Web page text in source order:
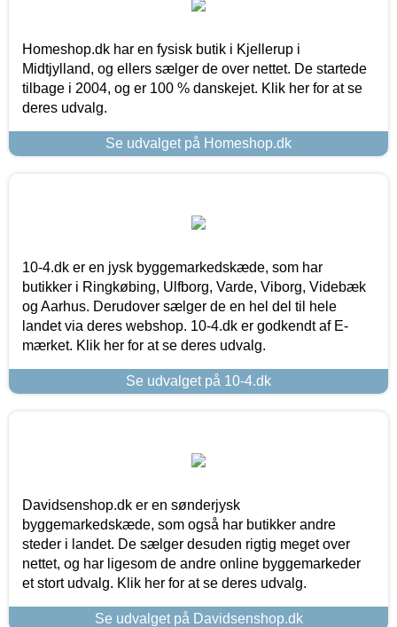
Homeshop.dk har en fysisk butik i Kjellerup i
Midtjylland, og ellers sælger de over nettet. De startede
tilbage i 2004, og er 100 % danskejet. Klik her for at se
deres udvalg.
Se udvalget på Homeshop.dk
10-4.dk er en jysk byggemarkedskæde, som har
butikker i Ringkøbing, Ulfborg, Varde, Viborg, Videbæk
og Aarhus. Derudover sælger de en hel del til hele
landet via deres webshop. 10-4.dk er godkendt af E-
mærket. Klik her for at se deres udvalg.
Se udvalget på 10-4.dk
Davidsenshop.dk er en sønderjysk
byggemarkedskæde, som også har butikker andre
steder i landet. De sælger desuden rigtig meget over
nettet, og har ligesom de andre online byggemarkeder
et stort udvalg. Klik her for at se deres udvalg.
Se udvalget på Davidsenshop.dk